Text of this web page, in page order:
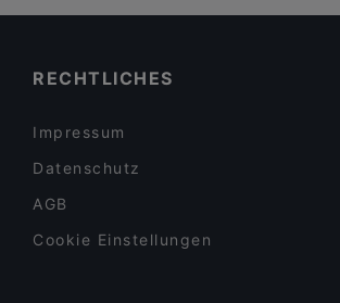
RECHTLICHES
Impressum
Datenschutz
AGB
Cookie Einstellungen